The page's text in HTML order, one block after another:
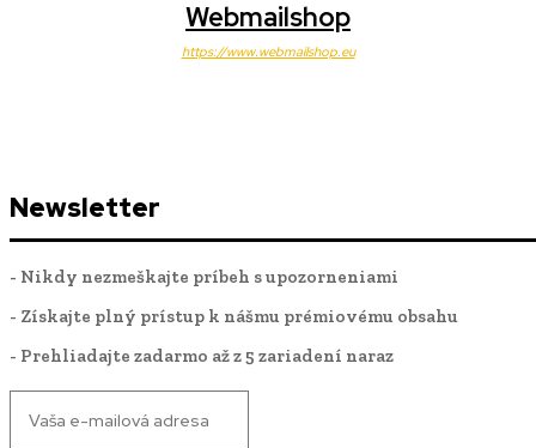
Webmailshop
https://www.webmailshop.eu
Newsletter
- Nikdy nezmeškajte príbeh s upozorneniami
- Získajte plný prístup k nášmu prémiovému obsahu
- Prehliadajte zadarmo až z 5 zariadení naraz